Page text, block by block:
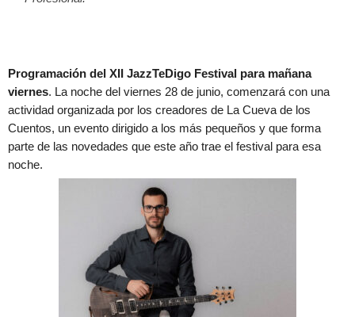
Programación del XII JazzTeDigo Festival para mañana
viernes. La noche del viernes 28 de junio, comenzará con una
actividad organizada por los creadores de La Cueva de los
Cuentos, un evento dirigido a los más pequeños y que forma
parte de las novedades que este año trae el festival para esa
noche.